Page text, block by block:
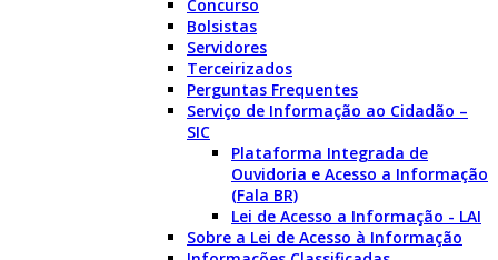
Concurso
Bolsistas
Servidores
Terceirizados
Perguntas Frequentes
Serviço de Informação ao Cidadão –
SIC
Plataforma Integrada de
Ouvidoria e Acesso a Informação
(Fala BR)
Lei de Acesso a Informação - LAI
Sobre a Lei de Acesso à Informação